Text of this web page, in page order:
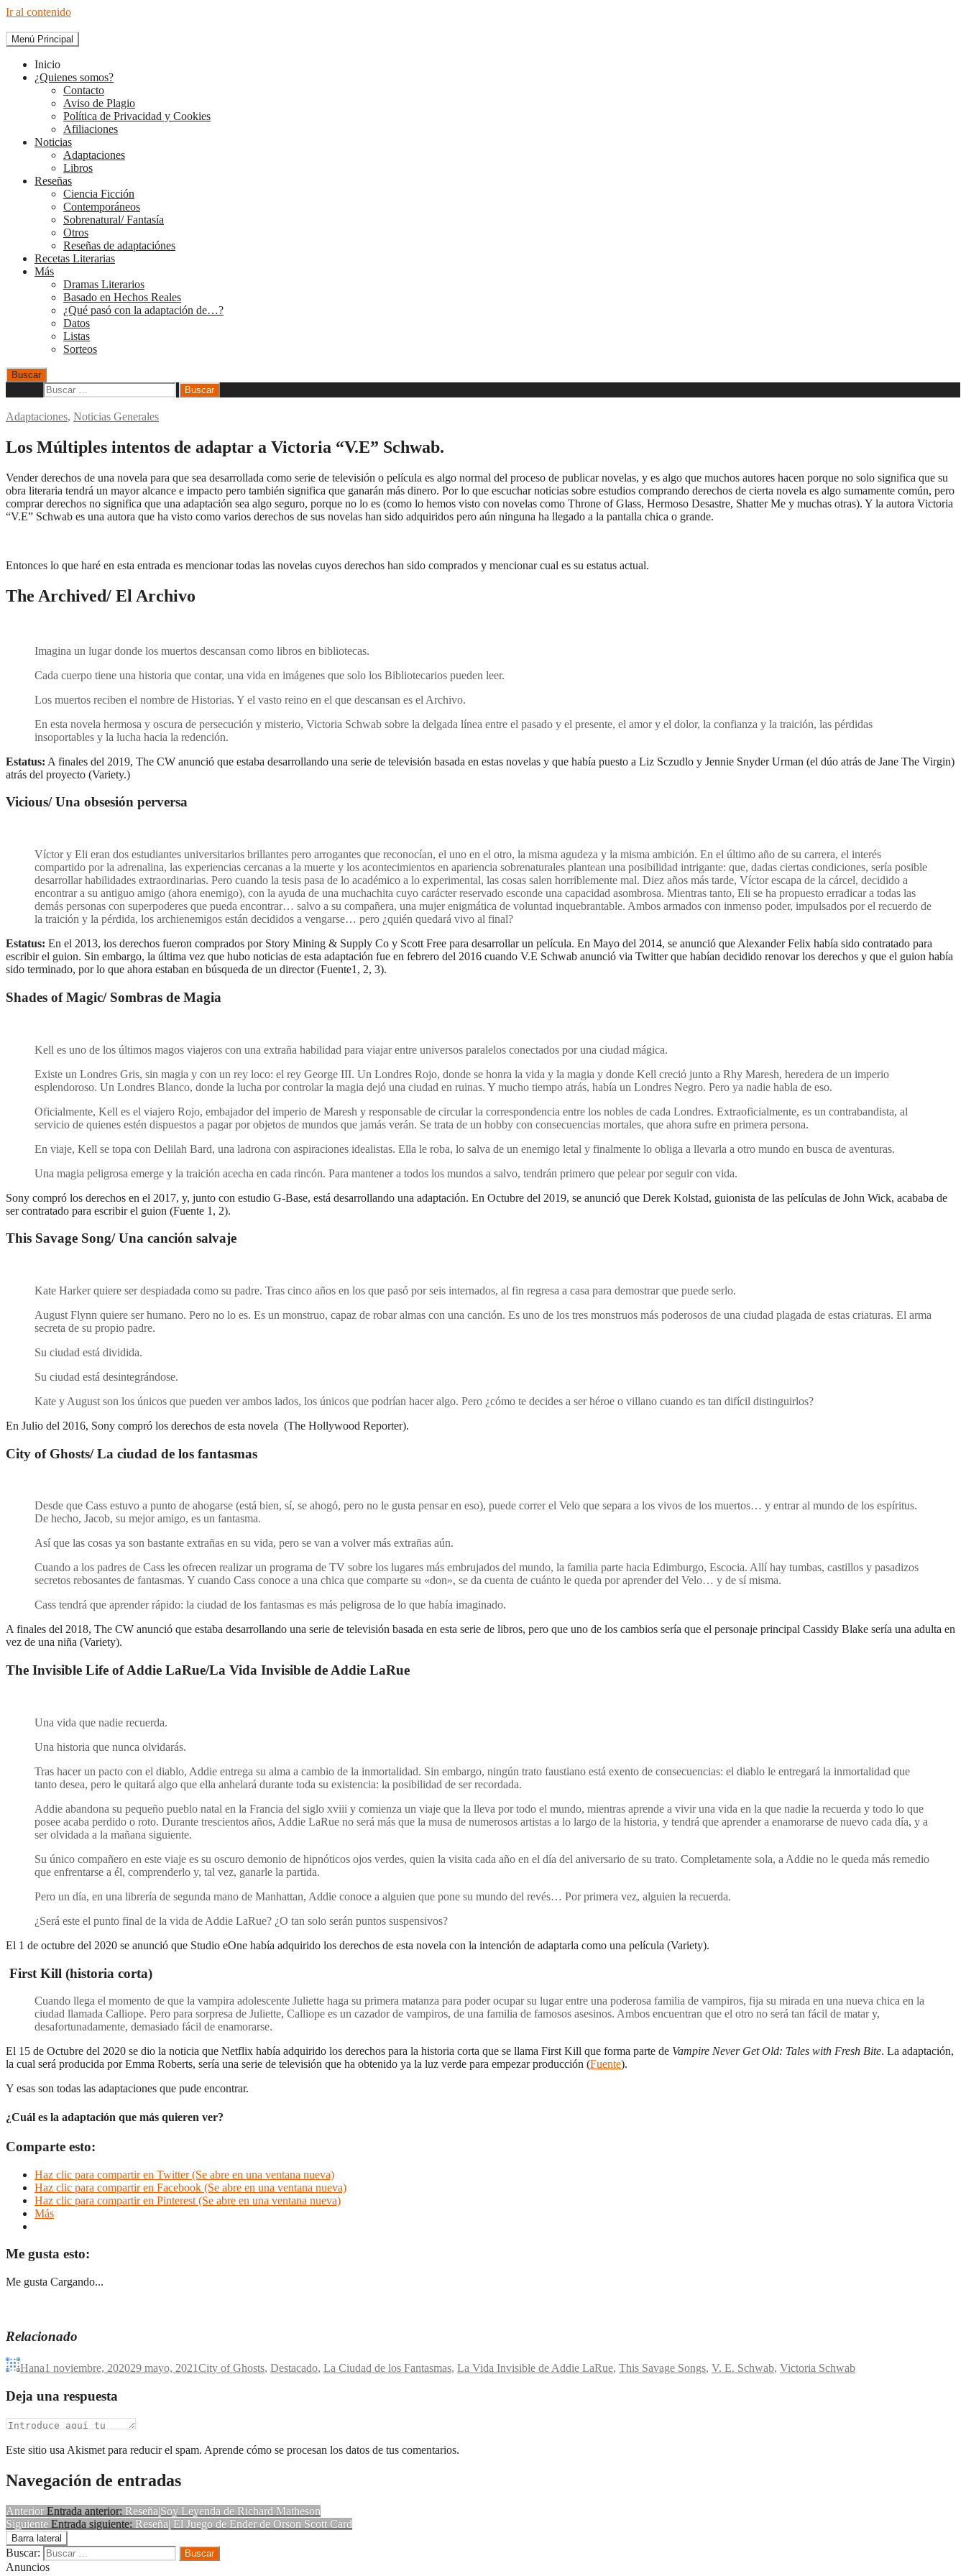
Ir al contenido
The Diary of Books
Menú Principal
Inicio
¿Quienes somos?
Contacto
Aviso de Plagio
Política de Privacidad y Cookies
Afiliaciones
Noticias
Adaptaciones
Libros
Reseñas
Ciencia Ficción
Contemporáneos
Sobrenatural/ Fantasía
Otros
Reseñas de adaptaciónes
Recetas Literarias
Más
Dramas Literarios
Basado en Hechos Reales
¿Qué pasó con la adaptación de…?
Datos
Listas
Sorteos
Buscar
Adaptaciones, Noticias Generales
Los Múltiples intentos de adaptar a Victoria “V.E” Schwab.
Vender derechos de una novela para que sea desarrollada como serie de televisión o película es algo normal del proceso de publicar novelas, y es algo que muchos autores hacen porque no solo significa que su
obra literaria tendrá un mayor alcance e impacto pero también significa que ganarán más dinero. Por lo que escuchar noticias sobre estudios comprando derechos de cierta novela es algo sumamente común, pero
comprar derechos no significa que una adaptación sea algo seguro, porque no lo es (como lo hemos visto con novelas como Throne of Glass, Hermoso Desastre, Shatter Me y muchas otras). Y la autora Victoria
“V.E” Schwab es una autora que ha visto como varios derechos de sus novelas han sido adquiridos pero aún ninguna ha llegado a la pantalla chica o grande.
Entonces lo que haré en esta entrada es mencionar todas las novelas cuyos derechos han sido comprados y mencionar cual es su estatus actual.
The Archived/ El Archivo
Imagina un lugar donde los muertos descansan como libros en bibliotecas.
Cada cuerpo tiene una historia que contar, una vida en imágenes que solo los Bibliotecarios pueden leer.
Los muertos reciben el nombre de Historias. Y el vasto reino en el que descansan es el Archivo.
En esta novela hermosa y oscura de persecución y misterio, Victoria Schwab sobre la delgada línea entre el pasado y el presente, el amor y el dolor, la confianza y la traición, las pérdidas
insoportables y la lucha hacia la redención.
Estatus: A finales del 2019, The CW anunció que estaba desarrollando una serie de televisión basada en estas novelas y que había puesto a Liz Sczudlo y Jennie Snyder Urman (el dúo atrás de Jane The Virgin)
atrás del proyecto (Variety.)
Vicious/ Una obsesión perversa
Víctor y Eli eran dos estudiantes universitarios brillantes pero arrogantes que reconocían, el uno en el otro, la misma agudeza y la misma ambición. En el último año de su carrera, el interés
compartido por la adrenalina, las experiencias cercanas a la muerte y los acontecimientos en apariencia sobrenaturales plantean una posibilidad intrigante: que, dadas ciertas condiciones, sería posible
desarrollar habilidades extraordinarias. Pero cuando la tesis pasa de lo académico a lo experimental, las cosas salen horriblemente mal. Diez años más tarde, Víctor escapa de la cárcel, decidido a
encontrar a su antiguo amigo (ahora enemigo), con la ayuda de una muchachita cuyo carácter reservado esconde una capacidad asombrosa. Mientras tanto, Eli se ha propuesto erradicar a todas las
demás personas con superpoderes que pueda encontrar… salvo a su compañera, una mujer enigmática de voluntad inquebrantable. Ambos armados con inmenso poder, impulsados por el recuerdo de
la traición y la pérdida, los archienemigos están decididos a vengarse… pero ¿quién quedará vivo al final?
Estatus: En el 2013, los derechos fueron comprados por Story Mining & Supply Co y Scott Free para desarrollar un película. En Mayo del 2014, se anunció que Alexander Felix había sido contratado para
escribir el guion. Sin embargo, la última vez que hubo noticias de esta adaptación fue en febrero del 2016 cuando V.E Schwab anunció via Twitter que habían decidido renovar los derechos y que el guion había
sido terminado, por lo que ahora estaban en búsqueda de un director (Fuente1, 2, 3).
Shades of Magic/ Sombras de Magia
Kell es uno de los últimos magos viajeros con una extraña habilidad para viajar entre universos paralelos conectados por una ciudad mágica.
Existe un Londres Gris, sin magia y con un rey loco: el rey George III. Un Londres Rojo, donde se honra la vida y la magia y donde Kell creció junto a Rhy Maresh, heredera de un imperio
esplendoroso. Un Londres Blanco, donde la lucha por controlar la magia dejó una ciudad en ruinas. Y mucho tiempo atrás, había un Londres Negro. Pero ya nadie habla de eso.
Oficialmente, Kell es el viajero Rojo, embajador del imperio de Maresh y responsable de circular la correspondencia entre los nobles de cada Londres. Extraoficialmente, es un contrabandista, al
servicio de quienes estén dispuestos a pagar por objetos de mundos que jamás verán. Se trata de un hobby con consecuencias mortales, que ahora sufre en primera persona.
En viaje, Kell se topa con Delilah Bard, una ladrona con aspiraciones idealistas. Ella le roba, lo salva de un enemigo letal y finalmente lo obliga a llevarla a otro mundo en busca de aventuras.
Una magia peligrosa emerge y la traición acecha en cada rincón. Para mantener a todos los mundos a salvo, tendrán primero que pelear por seguir con vida.
Sony compró los derechos en el 2017, y, junto con estudio G-Base, está desarrollando una adaptación. En Octubre del 2019, se anunció que Derek Kolstad, guionista de las películas de John Wick, acababa de
ser contratado para escribir el guion (Fuente 1, 2).
This Savage Song/ Una canción salvaje
Kate Harker quiere ser despiadada como su padre. Tras cinco años en los que pasó por seis internados, al fin regresa a casa para demostrar que puede serlo.
August Flynn quiere ser humano. Pero no lo es. Es un monstruo, capaz de robar almas con una canción. Es uno de los tres monstruos más poderosos de una ciudad plagada de estas criaturas. El arma
secreta de su propio padre.
Su ciudad está dividida.
Su ciudad está desintegrándose.
Kate y August son los únicos que pueden ver ambos lados, los únicos que podrían hacer algo. Pero ¿cómo te decides a ser héroe o villano cuando es tan difícil distinguirlos?
En Julio del 2016, Sony compró los derechos de esta novela (The Hollywood Reporter).
City of Ghosts/ La ciudad de los fantasmas
Desde que Cass estuvo a punto de ahogarse (está bien, sí, se ahogó, pero no le gusta pensar en eso), puede correr el Velo que separa a los vivos de los muertos… y entrar al mundo de los espíritus.
De hecho, Jacob, su mejor amigo, es un fantasma.
Así que las cosas ya son bastante extrañas en su vida, pero se van a volver más extrañas aún.
Cuando a los padres de Cass les ofrecen realizar un programa de TV sobre los lugares más embrujados del mundo, la familia parte hacia Edimburgo, Escocia. Allí hay tumbas, castillos y pasadizos
secretos rebosantes de fantasmas. Y cuando Cass conoce a una chica que comparte su «don», se da cuenta de cuánto le queda por aprender del Velo… y de sí misma.
Cass tendrá que aprender rápido: la ciudad de los fantasmas es más peligrosa de lo que había imaginado.
A finales del 2018, The CW anunció que estaba desarrollando una serie de televisión basada en esta serie de libros, pero que uno de los cambios sería que el personaje principal Cassidy Blake sería una adulta en
vez de una niña (Variety).
The Invisible Life of Addie LaRue/La Vida Invisible de Addie LaRue
Una vida que nadie recuerda.
Una historia que nunca olvidarás.
Tras hacer un pacto con el diablo, Addie entrega su alma a cambio de la inmortalidad. Sin embargo, ningún trato faustiano está exento de consecuencias: el diablo le entregará la inmortalidad que
tanto desea, pero le quitará algo que ella anhelará durante toda su existencia: la posibilidad de ser recordada.
Addie abandona su pequeño pueblo natal en la Francia del siglo xviii y comienza un viaje que la lleva por todo el mundo, mientras aprende a vivir una vida en la que nadie la recuerda y todo lo que
posee acaba perdido o roto. Durante trescientos años, Addie LaRue no será más que la musa de numerosos artistas a lo largo de la historia, y tendrá que aprender a enamorarse de nuevo cada día, y a
ser olvidada a la mañana siguiente.
Su único compañero en este viaje es su oscuro demonio de hipnóticos ojos verdes, quien la visita cada año en el día del aniversario de su trato. Completamente sola, a Addie no le queda más remedio
que enfrentarse a él, comprenderlo y, tal vez, ganarle la partida.
Pero un día, en una librería de segunda mano de Manhattan, Addie conoce a alguien que pone su mundo del revés… Por primera vez, alguien la recuerda.
¿Será este el punto final de la vida de Addie LaRue? ¿O tan solo serán puntos suspensivos?
El 1 de octubre del 2020 se anunció que Studio eOne había adquirido los derechos de esta novela con la intención de adaptarla como una película (Variety).
First Kill (historia corta)
Cuando llega el momento de que la vampira adolescente Juliette haga su primera matanza para poder ocupar su lugar entre una poderosa familia de vampiros, fija su mirada en una nueva chica en la
ciudad llamada Calliope. Pero para sorpresa de Juliette, Calliope es un cazador de vampiros, de una familia de famosos asesinos. Ambos encuentran que el otro no será tan fácil de matar y,
desafortunadamente, demasiado fácil de enamorarse.
El 15 de Octubre del 2020 se dio la noticia que Netflix había adquirido los derechos para la historia corta que se llama First Kill que forma parte de Vampire Never Get Old: Tales with Fresh Bite. La adaptación,
la cual será producida por Emma Roberts, sería una serie de televisión que ha obtenido ya la luz verde para empezar producción (Fuente).
Y esas son todas las adaptaciones que pude encontrar.
¿Cuál es la adaptación que más quieren ver?
Comparte esto:
Haz clic para compartir en Twitter (Se abre en una ventana nueva)
Haz clic para compartir en Facebook (Se abre en una ventana nueva)
Haz clic para compartir en Pinterest (Se abre en una ventana nueva)
Más
Me gusta esto:
Me gusta Cargando...
Relacionado
Hana1 noviembre, 202029 mayo, 2021City of Ghosts, Destacado, La Ciudad de los Fantasmas, La Vida Invisible de Addie LaRue, This Savage Songs, V. E. Schwab, Victoria Schwab
Deja una respuesta
Este sitio usa Akismet para reducir el spam. Aprende cómo se procesan los datos de tus comentarios.
Navegación de entradas
Anterior Entrada anterior: Reseña|Soy Leyenda de Richard Matheson
Siguiente Entrada siguiente: Reseña| El Juego de Ender de Orson Scott Card
Barra lateral
Buscar:
Anuncios